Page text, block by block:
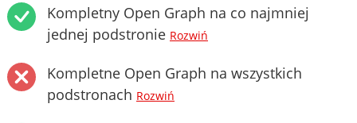
Kompletny Open Graph na co najmniej
jednej podstronie Rozwiń
Kompletne Open Graph na wszystkich
podstronach Rozwiń